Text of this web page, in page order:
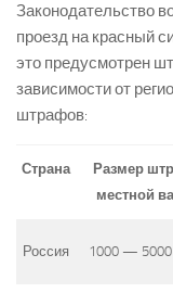
Законодательство
проезд на красный
это предусмотрен
зависимости от
штрафов:
Страна
Размер
местной
Россия 1000 — 5000